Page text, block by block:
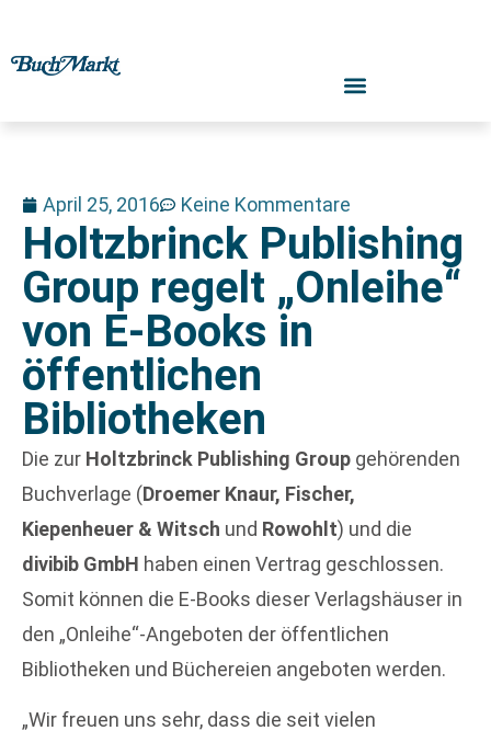
April 25, 2016 Keine Kommentare
Holtzbrinck Publishing
Group regelt „Onleihe“
von E-Books in
öffentlichen
Bibliotheken
Die zur Holtzbrinck Publishing Group gehörenden
Buchverlage (Droemer Knaur, Fischer,
Kiepenheuer & Witsch und Rowohlt) und die
divibib GmbH haben einen Vertrag geschlossen.
Somit können die E-Books dieser Verlagshäuser in
den „Onleihe“-Angeboten der öffentlichen
Bibliotheken und Büchereien angeboten werden.
„Wir freuen uns sehr, dass die seit vielen